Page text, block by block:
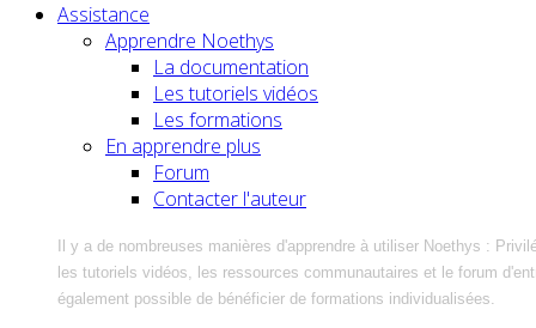
Assistance
Apprendre Noethys
La documentation
Les tutoriels vidéos
Les formations
En apprendre plus
Forum
Contacter l'auteur
Il y a de nombreuses manières d'apprendre à utiliser Noethys :
les tutoriels vidéos, les ressources communautaires et le forum
également possible de bénéficier de formations individualisées.